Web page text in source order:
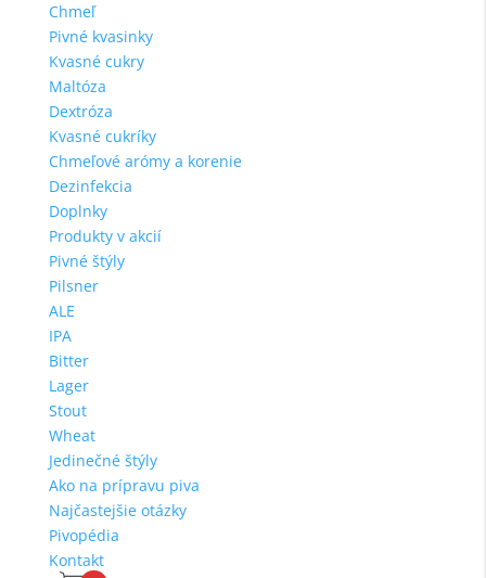
Chmeľ
Pivné kvasinky
Kvasné cukry
Maltóza
Dextróza
Kvasné cukríky
Chmeľové arómy a korenie
Dezinfekcia
Doplnky
Produkty v akcií
Pivné štýly
Pilsner
ALE
IPA
Bitter
Lager
Stout
Wheat
Jedinečné štýly
Ako na prípravu piva
Najčastejšie otázky
Pivopédia
Kontakt